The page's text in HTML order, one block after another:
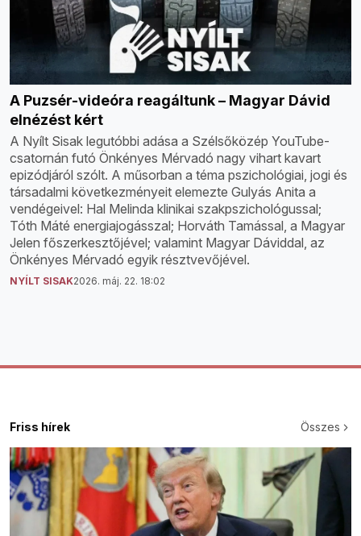
A Puzsér-videóra reagáltunk – Magyar Dávid
elnézést kért
A Nyílt Sisak legutóbbi adása a Szélsőközép YouTube-
csatornán futó Önkényes Mérvadó nagy vihart kavart
epizódjáról szólt. A műsorban a téma pszichológiai, jogi és
társadalmi következményeit elemezte Gulyás Anita a
vendégeivel: Hal Melinda klinikai szakpszichológussal;
Tóth Máté energiajogásszal; Horváth Tamással, a Magyar
Jelen főszerkesztőjével; valamint Magyar Dáviddal, az
Önkényes Mérvadó egyik résztvevőjével.
NYÍLT SISAK2026. máj. 22. 18:02
Friss hírek Összes